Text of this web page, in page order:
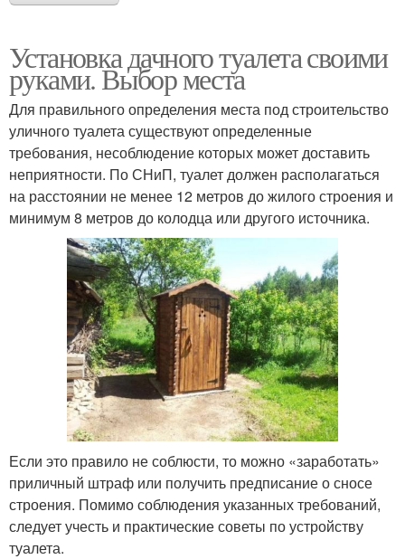
Установка дачного туалета своими
руками. Выбор места
Для правильного определения места под строительство
уличного туалета существуют определенные
требования, несоблюдение которых может доставить
неприятности. По СНиП, туалет должен располагаться
на расстоянии не менее 12 метров до жилого строения и
минимум 8 метров до колодца или другого источника.
Если это правило не соблюсти, то можно «заработать»
приличный штраф или получить предписание о сносе
строения. Помимо соблюдения указанных требований,
следует учесть и практические советы по устройству
туалета.